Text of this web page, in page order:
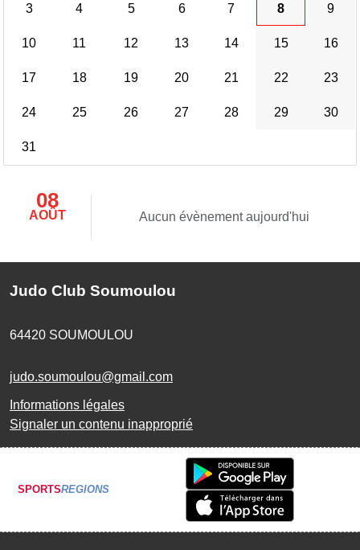
3 4 5 6 7 8 9
10 11 12 13 14 15 16
17 18 19 20 21 22 23
24 25 26 27 28 29 30
31
08
AOÛT Aucun évènement aujourd'hui
Judo Club Soumoulou
64420 SOUMOULOU
judo.soumoulou@gmail.com
Informations légales
Signaler un contenu inapproprié
SPORTSREGIONS